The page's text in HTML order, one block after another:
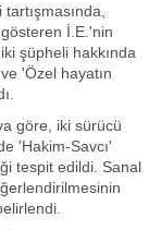
İ.E.'nin
şüpheli hakkında
'Özel hayatın
göre, iki sürücü
'Hakim-Savcı'
tespit edildi. Sanal